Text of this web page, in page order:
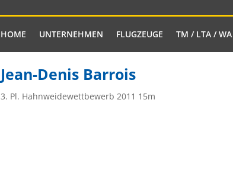
HOME UNTERNEHMEN FLUGZEUGE TM / LTA / WA
Jean-Denis Barrois
3. Pl. Hahnweidewettbewerb 2011 15m